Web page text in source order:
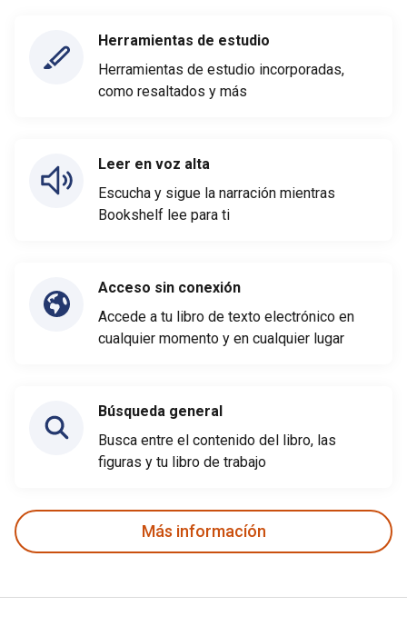
Herramientas de estudio
Herramientas de estudio incorporadas,
como resaltados y más
Leer en voz alta
Escucha y sigue la narración mientras
Bookshelf lee para ti
Acceso sin conexión
Accede a tu libro de texto electrónico en
cualquier momento y en cualquier lugar
Búsqueda general
Busca entre el contenido del libro, las
figuras y tu libro de trabajo
Más informacíón